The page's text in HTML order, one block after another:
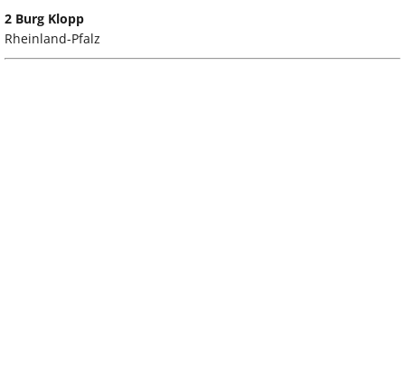
2 Burg Klopp
Rheinland-Pfalz